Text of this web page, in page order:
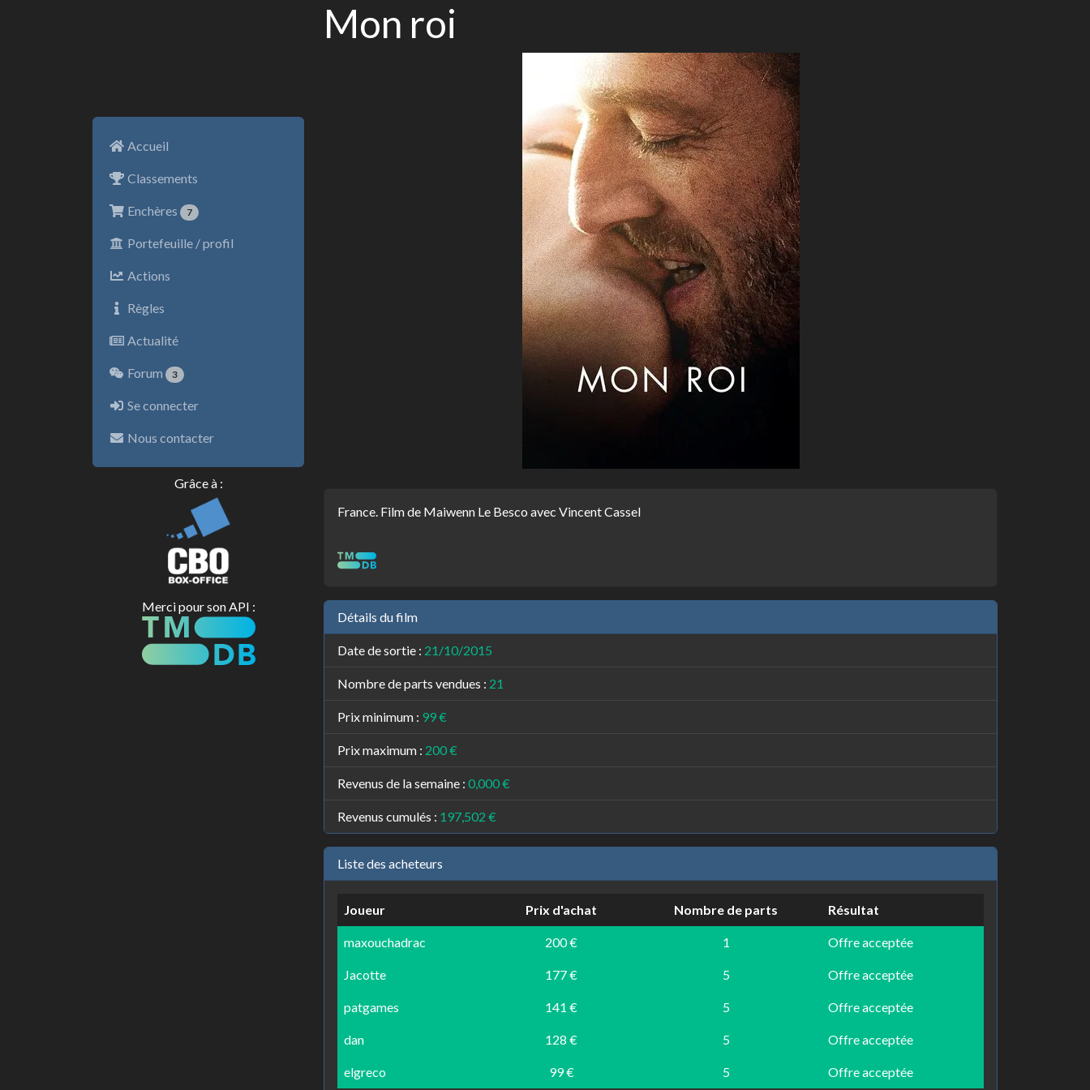
Accueil
Classements
Enchères 7
Portefeuille / profil
Actions
Règles
Actualité
Forum 3
Se connecter
Nous contacter
Grâce à :
Merci pour son API :
Mon roi
France. Film de Maiwenn Le Besco avec Vincent Cassel
Détails du film
Date de sortie : 21/10/2015
Nombre de parts vendues : 21
Prix minimum : 99 €
Prix maximum : 200 €
Revenus de la semaine : 0,000 €
Revenus cumulés : 197,502 €
Liste des acheteurs
Joueur Prix d'achat Nombre de parts Résultat
maxouchadrac 200 € 1 Offre acceptée
Jacotte 177 € 5 Offre acceptée
patgames 141 € 5 Offre acceptée
dan 128 € 5 Offre acceptée
elgreco 99 € 5 Offre acceptée